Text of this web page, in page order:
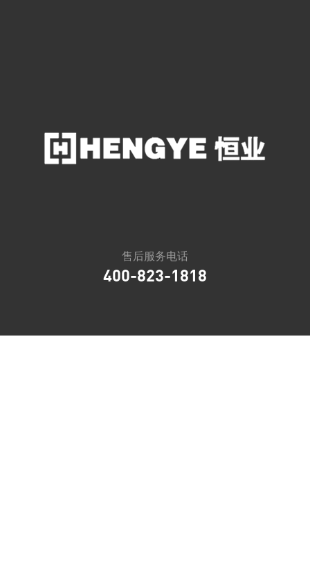
售后服务电话
400-823-1818